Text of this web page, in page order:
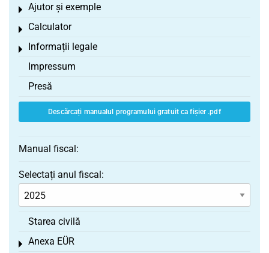
Ajutor și exemple
Toggle menu
Calculator
Toggle menu
Informații legale
Toggle menu
Impressum
Presă
Descărcați manualul programului gratuit ca fișier .pdf
Manual fiscal:
Selectați anul fiscal:
Starea civilă
Anexa EÜR
Toggle menu